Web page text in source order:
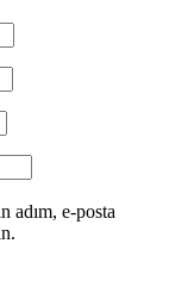
adım, e-posta